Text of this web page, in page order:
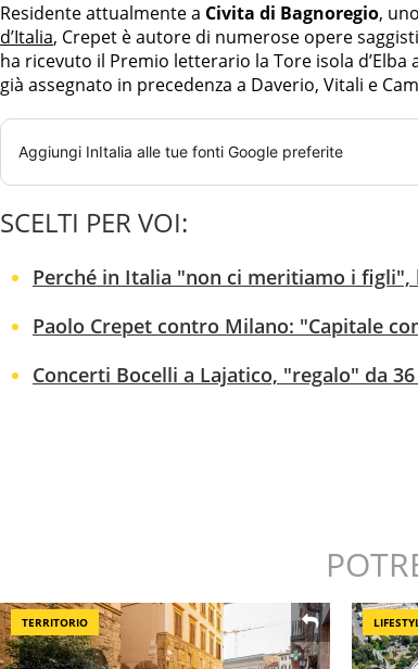
Residente attualmente a Civita di Bagnoregio,
d’Italia, Crepet è autore di numerose opere
ha ricevuto il Premio letterario la Tore isola
già assegnato in precedenza a Daverio, Vitali e
Aggiungi InItalia alle tue fonti Google preferite
SCELTI PER VOI:
Perché in Italia "non ci meritiamo i figli",
Paolo Crepet contro Milano: "Capitale
Concerti Bocelli a Lajatico, "regalo" da
TERRITORIO